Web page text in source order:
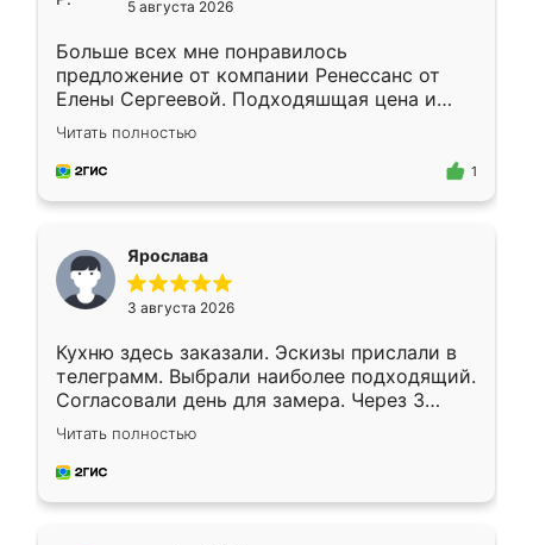
5 августа 2026
Больше всех мне понравилось
предложение от компании Ренессанс от
Елены Сергеевой. Подходяшщая цена и
короткие сроки изготовления. Приехавший
для замера сотрудник Владислав
предложил по моему эскизу самый
Читать полностью
1
Ярослава
3 августа 2026
Кухню здесь заказали. Эскизы прислали в
телеграмм. Выбрали наиболее подходящий.
Согласовали день для замера. Через 3
недели кухня была уже готова. Остались
довольны работой. Спасибо Ренессанс
мебель за качественную работу!
Читать полностью